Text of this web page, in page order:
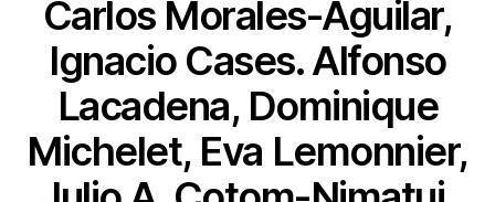
Carlos Morales-Aguilar,
Ignacio Cases. Alfonso
Lacadena, Dominique
Michelet, Eva Lemonnier,